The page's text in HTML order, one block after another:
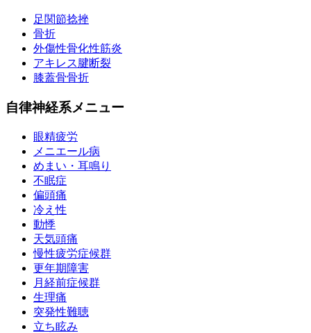
足関節捻挫
骨折
外傷性骨化性筋炎
アキレス腱断裂
膝蓋骨骨折
自律神経系メニュー
眼精疲労
メニエール病
めまい・耳鳴り
不眠症
偏頭痛
冷え性
動悸
天気頭痛
慢性疲労症候群
更年期障害
月経前症候群
生理痛
突発性難聴
立ち眩み